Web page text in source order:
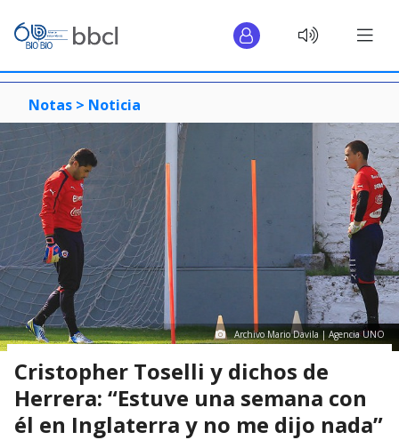
Notas > Noticia
Archivo Mario Davila | Agencia UNO
Cristopher Toselli y dichos de
Herrera: “Estuve una semana con
él en Inglaterra y no me dijo nada”